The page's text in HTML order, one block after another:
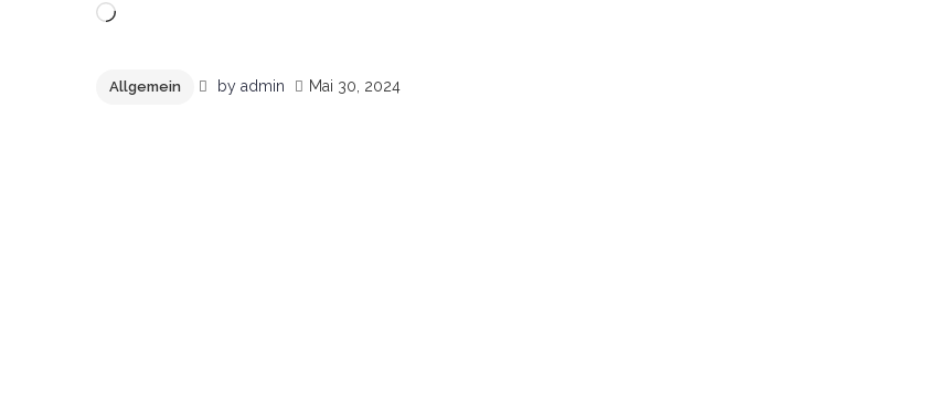
Wird
Allgemein by admin Mai 30, 2024